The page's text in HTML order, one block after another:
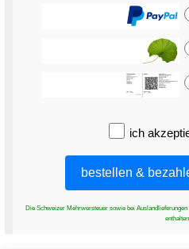
ich
Die Schweizer Mehrwersteuer sowie bei